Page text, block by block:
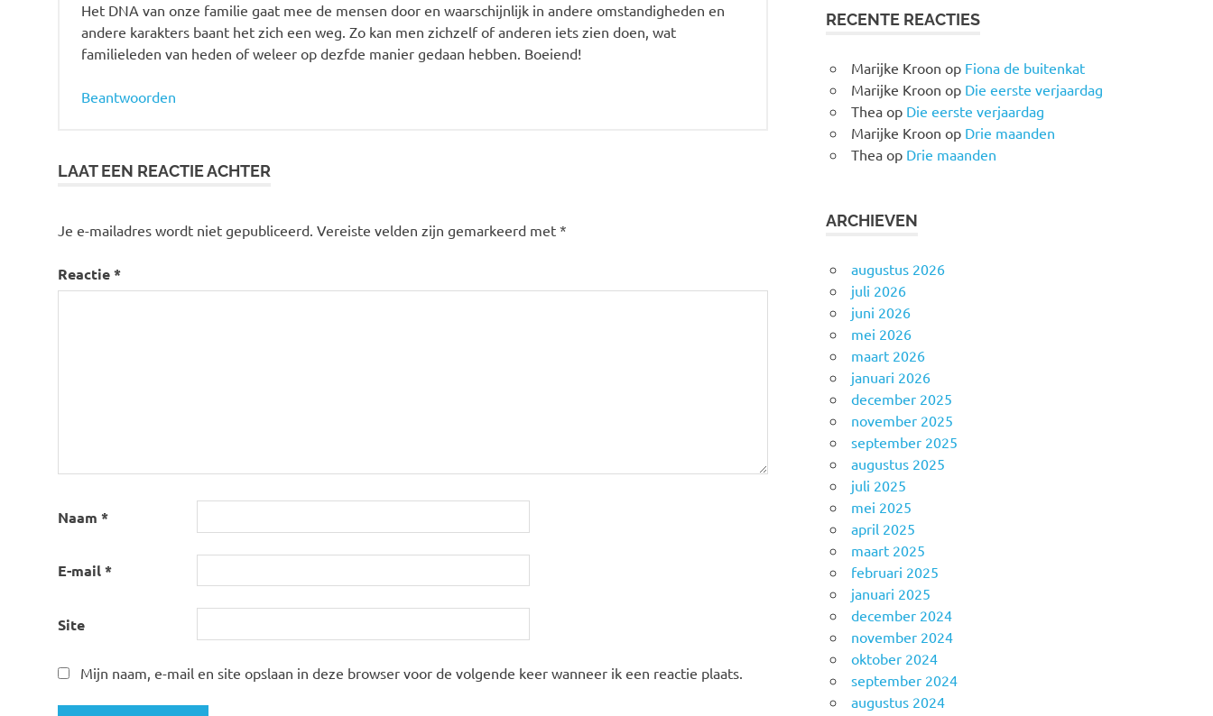
Het DNA van onze familie gaat mee de mensen door en waarschijnlijk in andere omstandigheden en
andere karakters baant het zich een weg. Zo kan men zichzelf of anderen iets zien doen, wat
familieleden van heden of weleer op dezfde manier gedaan hebben. Boeiend!
Beantwoorden
LAAT EEN REACTIE ACHTER
Je e-mailadres wordt niet gepubliceerd. Vereiste velden zijn gemarkeerd met *
Reactie*
Naam *
E-mail*
Site
Mijn naam, e-mail en site opslaan in deze browser voor de volgende keer wanneer ik een reactie plaats.
RECENTE REACTIES
Marijke Kroon op Fiona de buitenkat
Marijke Kroon op Die eerste verjaardag
Thea op Die eerste verjaardag
Marijke Kroon op Drie maanden
Thea op Drie maanden
ARCHIEVEN
augustus 2026
juli 2026
juni 2026
mei 2026
maart 2026
januari 2026
december 2025
november 2025
september 2025
augustus 2025
juli 2025
mei 2025
april 2025
maart 2025
februari 2025
januari 2025
december 2024
november 2024
oktober 2024
september 2024
augustus 2024